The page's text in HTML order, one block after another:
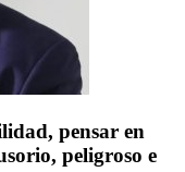
pensar en
peligroso e